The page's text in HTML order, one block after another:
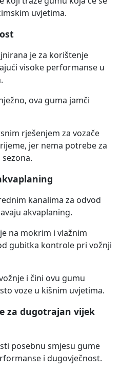
uvjetima.
je za korištenje
visoke performanse u
ova guma jamči
rješenjem za vozače
jer nema potrebe za
kanalima za odvod
akvaplaning.
na mokrim i vlažnim
gubitka kontrole pri vožnji
i čini ovu gumu
voze u kišnim uvjetima.
za dugotrajan vijek
posebnu smjesu gume
i dugovječnost.